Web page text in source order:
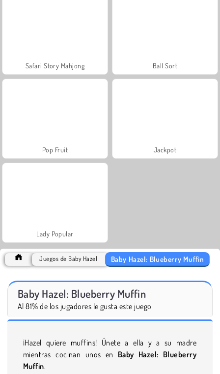
Safari Story Mahjong Ball Sort
Pop Fruit Jackpot
Lady Popular
Juegos de Baby Hazel Baby Hazel: Blueberry Muffin
Baby Hazel: Blueberry Muffin
Al 81% de los jugadores le gusta este juego
¡Hazel quiere muffins! Únete a ella y a su madre
mientras cocinan unos en Baby Hazel: Blueberry
Muffin.